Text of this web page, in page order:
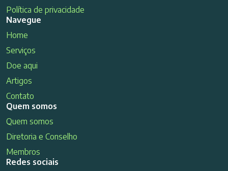
Política de privacidade
Navegue
Home
Serviços
Doe aqui
Artigos
Contato
Quem somos
Quem somos
Diretoria e Conselho
Membros
Redes sociais